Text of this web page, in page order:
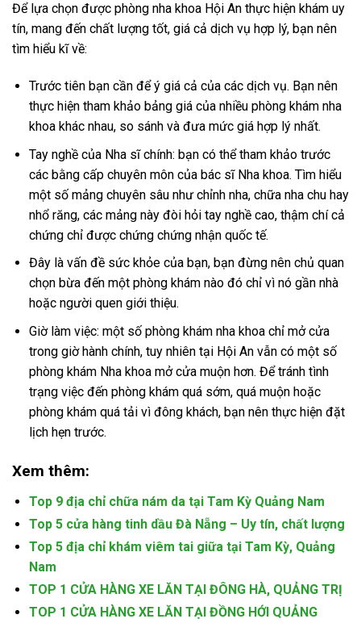
Để lựa chọn được phòng nha khoa Hội An thực hiện khám uy
tín, mang đến chất lượng tốt, giá cả dịch vụ hợp lý, bạn nên
tìm hiểu kĩ về:
Trước tiên bạn cần để ý giá cả của các dịch vụ. Bạn nên
thực hiện tham khảo bảng giá của nhiều phòng khám nha
khoa khác nhau, so sánh và đưa mức giá hợp lý nhất.
Tay nghề của Nha sĩ chính: bạn có thể tham khảo trước
các bằng cấp chuyên môn của bác sĩ Nha khoa. Tìm hiểu
một số mảng chuyên sâu như chỉnh nha, chữa nha chu hay
nhổ răng, các mảng này đòi hỏi tay nghề cao, thậm chí cả
chứng chỉ được chứng chứng nhận quốc tế.
Đây là vấn đề sức khỏe của bạn, bạn đừng nên chủ quan
chọn bừa đến một phòng khám nào đó chỉ vì nó gần nhà
hoặc người quen giới thiệu.
Giờ làm việc: một số phòng khám nha khoa chỉ mở cửa
trong giờ hành chính, tuy nhiên tại Hội An vẫn có một số
phòng khám Nha khoa mở cửa muộn hơn. Để tránh tình
trạng việc đến phòng khám quá sớm, quá muộn hoặc
phòng khám quá tải vì đông khách, bạn nên thực hiện đặt
lịch hẹn trước.
Xem thêm:
Top 9 địa chỉ chữa nám da tại Tam Kỳ Quảng Nam
Top 5 cửa hàng tinh dầu Đà Nẵng – Uy tín, chất lượng
Top 5 địa chỉ khám viêm tai giữa tại Tam Kỳ, Quảng
Nam
TOP 1 CỬA HÀNG XE LĂN TẠI ĐÔNG HÀ, QUẢNG TRỊ
TOP 1 CỬA HÀNG XE LĂN TẠI ĐỒNG HỚI QUẢNG